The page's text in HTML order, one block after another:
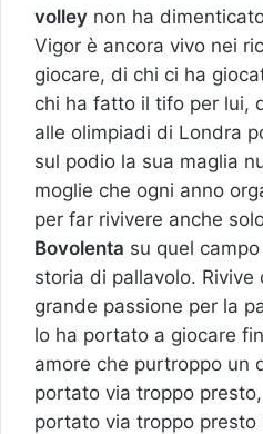
volley non ha
Vigor è ancora vivo nei
giocare, di chi ci ha
chi ha fatto il tifo per lui,
alle olimpiadi di Londra
sul podio la sua maglia
moglie che ogni anno
per far rivivere anche
Bovolenta su quel
storia di pallavolo. Rivive
grande passione per la
lo ha portato a giocare
amore che purtroppo un
portato via troppo
portato via troppo